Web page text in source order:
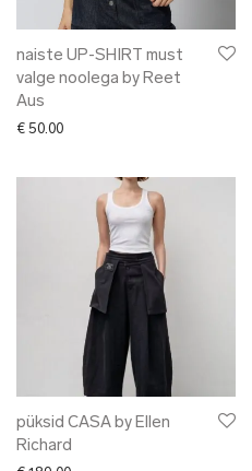
naiste UP-SHIRT must
valge noolega by Reet
Aus
€ 50.00
püksid CASA by Ellen
Richard